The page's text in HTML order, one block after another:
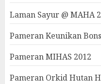
Laman Sayur @ MAHA
Pameran Keunikan
Pameran MIHAS 2012
Pameran Orkid Hutan